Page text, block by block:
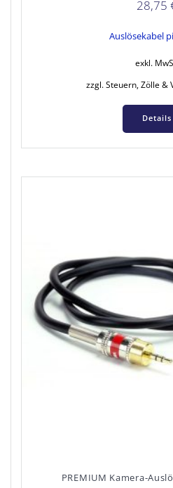
28,75
Auslösekabel
exkl.
zzgl. Steuern, Zölle &
Details
PREMIUM Kamera-